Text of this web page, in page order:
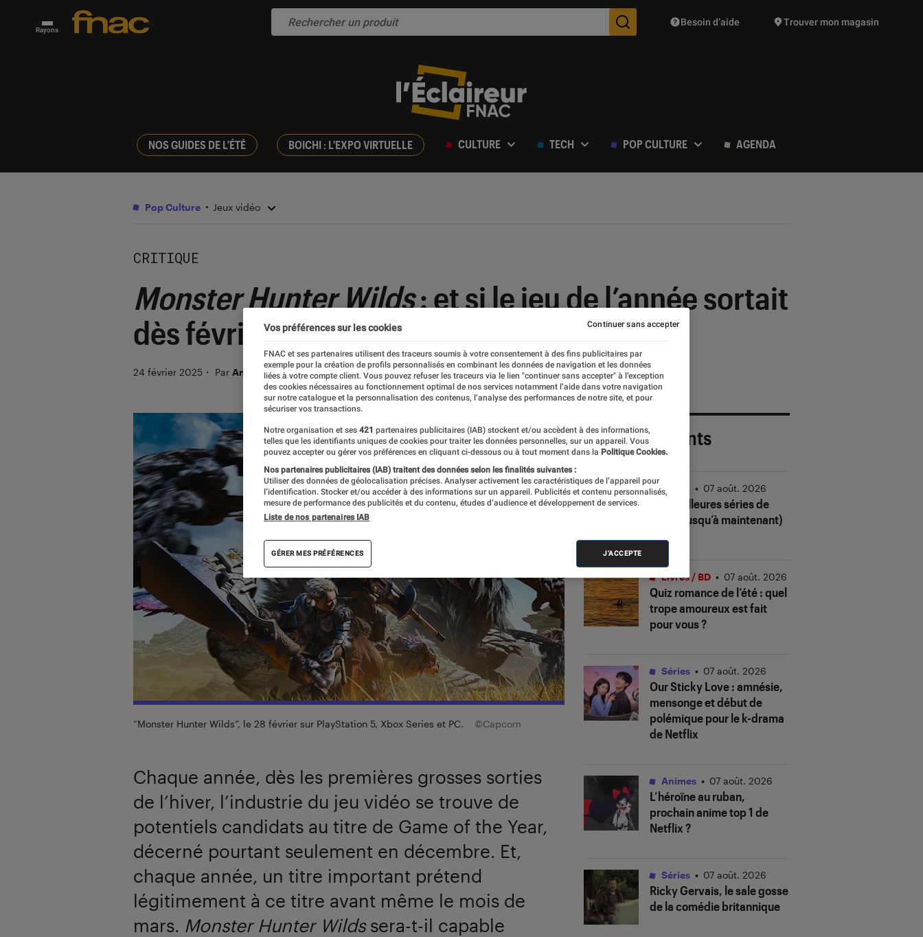
Rayons Des suggestions de produits vont vous être proposées
Besoin d’aide Trouver mon magasin
NOS GUIDES DE L'ÉTÉ BOICHI : L'EXPO VIRTUELLE CULTURE TECH POP CULTURE AGENDA
Pop Culture Jeux vidéo
CRITIQUE
Monster Hunter Wilds: et si le jeu de l’année sortait
dès février ?
24 février 2025 ・ Par Antistar
“Monster Hunter Wilds”, le 28 février sur PlayStation 5, Xbox Series et PC. ©Capcom
Chaque année, dès les premières grosses sorties
de l’hiver, l’industrie du jeu vidéo se trouve de
potentiels candidats au titre de Game of the Year,
décerné pourtant seulement en décembre. Et,
chaque année, un titre important prétend
légitimement à ce titre avant même le mois de
mars. Monster Hunter Wildssera-t-il capable
Les plus récents
Les meilleures séries de
2026 (jusqu’à maintenant)
Séries • 07 août. 2026
Quiz romance de l’été : quel
trope amoureux est fait
pour vous ?
Livres / BD • 07 août. 2026
Our Sticky Love: amnésie,
mensonge et début de
polémique pour le k-drama
de Netflix
Séries • 07 août. 2026
L’héroïne au ruban,
prochain anime top 1 de
Netflix ?
Animes • 07 août. 2026
Ricky Gervais, le sale gosse
de la comédie britannique
Séries • 07 août. 2026
Vos préférences sur les cookies
FNAC et ses partenaires utilisent des traceurs soumis à votre consentement à des fins publicitaires par
exemple pour la création de profils personnalisés en combinant les données de navigation et les données
liées à votre compte client. Vous pouvez refuser les traceurs via le lien "continuer sans accepter" à l’exception
des cookies nécessaires au fonctionnement optimal de nos services notamment l’aide dans votre navigation
sur notre catalogue et la personnalisation des contenus, l’analyse des performances de notre site, et pour
sécuriser vos transactions.
Notre organisation et ses 421 partenaires publicitaires (IAB) stockent et/ou accèdent à des informations,
telles que les identifiants uniques de cookies pour traiter les données personnelles, sur un appareil. Vous
pouvez accepter ou gérer vos préférences en cliquant ci-dessous ou à tout moment dans la Politique Cookies.
Nos partenaires publicitaires (IAB) traitent des données selon les finalités suivantes :
Utiliser des données de géolocalisation précises. Analyser activement les caractéristiques de l’appareil pour
l’identification. Stocker et/ou accéder à des informations sur un appareil. Publicités et contenu personnalisés,
mesure de performance des publicités et du contenu, études d’audience et développement de services.
Liste de nos partenaires IAB
GÉRER MES PRÉFÉRENCES J'ACCEPTE
Continuer sans accepter